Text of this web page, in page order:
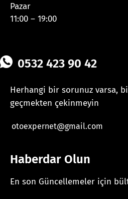
Pazar
11:00 – 19:00
0532 423 90 42
Herhangi bir sorunuz varsa,
geçmekten çekinmeyin
otoexpernet@gmail.com
Haberdar Olun
En son Güncellemeler için